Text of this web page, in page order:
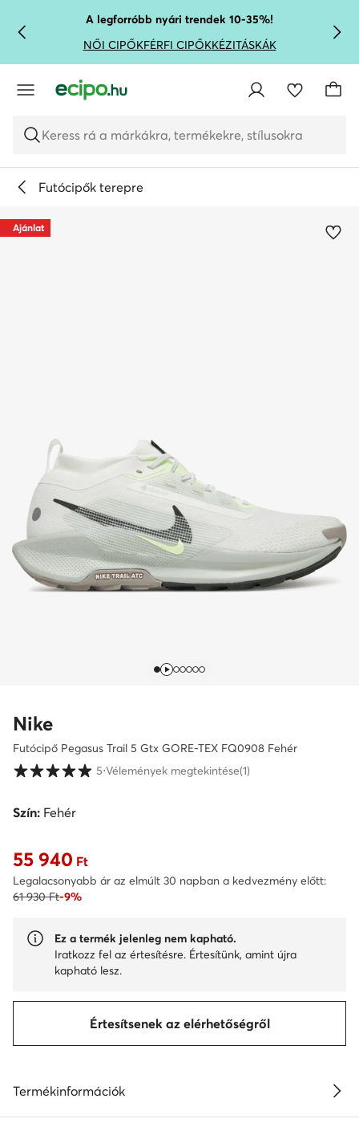
UGRÁS A FŐ TARTALOMRA
UGRÁS A KERESÉSHEZA legforróbb nyári trendek 10-35%!
NŐI CIPŐKFÉRFI CIPŐKKÉZITÁSKÁK
Keress rá a márkákra, termékekre, stílusokra
Futócipők terepre
Ajánlat
Nike
Futócipő Pegasus Trail 5 Gtx GORE-TEX FQ0908 Fehér
Vásárlói értékelések 1-5 skálán
5⋅Vélemények megtekintése(1)
Szín: Fehér
Aktuális ár 55 940 Ft
55 940 Ft
Legalacsonyabb ár az elmúlt 30 napban a kedvezmény előtt:
61 930 Ft-9%
Ez a termék jelenleg nem kapható.
Iratkozz fel az értesítésre. Értesítünk, amint újra
kapható lesz.
Értesítsenek az elérhetőségről
Termékinformációk